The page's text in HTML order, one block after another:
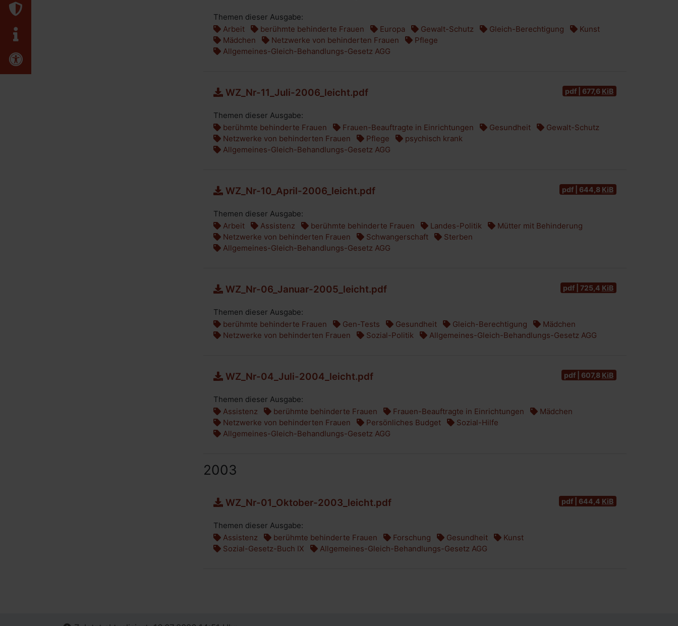
Themen dieser Ausgabe:
Arbeit
berühmte behinderte Frauen Europa Gewalt-Schutz Gleich-Berechtigung
Kunst
Mädchen
Netzwerke von behinderten Frauen
Pflege
Allgemeines-Gleich-Behandlungs-Gesetz AGG
WZ_Nr-11_Juli-2006_leicht.pdf pdf | 677,6 KiB
Themen dieser Ausgabe:
berühmte behinderte Frauen
Frauen-Beauftragte in Einrichtungen Gesundheit
Gewalt-Schutz
Netzwerke von behinderten Frauen
Pflege
psychisch krank
Allgemeines-Gleich-Behandlungs-Gesetz AGG
WZ_Nr-10_April-2006_leicht.pdf pdf | 644,8 KiB
Themen dieser Ausgabe:
Arbeit
Assistenz berühmte behinderte Frauen Landes-Politik
Mütter mit Behinderung
Netzwerke von behinderten Frauen
Schwangerschaft
Sterben
Allgemeines-Gleich-Behandlungs-Gesetz AGG
WZ_Nr-06_Januar-2005_leicht.pdf pdf | 725,4 KiB
Themen dieser Ausgabe:
berühmte behinderte Frauen
Gen-Tests Gesundheit Gleich-Berechtigung
Mädchen
Netzwerke von behinderten Frauen
Sozial-Politik Allgemeines-Gleich-Behandlungs-Gesetz AGG
WZ_Nr-04_Juli-2004_leicht.pdf pdf | 607,8 KiB
Themen dieser Ausgabe:
Assistenz
berühmte behinderte Frauen Frauen-Beauftragte in Einrichtungen
Mädchen
Netzwerke von behinderten Frauen
Persönliches Budget
Sozial-Hilfe
Allgemeines-Gleich-Behandlungs-Gesetz AGG
2003
WZ_Nr-01_Oktober-2003_leicht.pdf pdf | 644,4 KiB
Themen dieser Ausgabe:
Assistenz
berühmte behinderte Frauen Forschung Gesundheit
Kunst
Sozial-Gesetz-Buch IX
Allgemeines-Gleich-Behandlungs-Gesetz AGG
Erklärung zur Barrierefreiheit